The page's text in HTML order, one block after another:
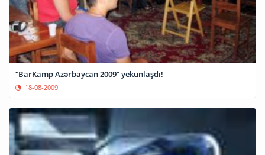
“BarKamp Azərbaycan 2009” yekunlaşdı!
18-08-2009